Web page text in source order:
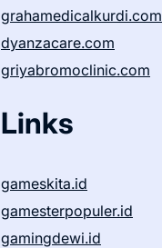
grahamedicalkurdi.com
dyanzacare.com
griyabromoclinic.com
Links
gameskita.id
gamesterpopuler.id
gamingdewi.id